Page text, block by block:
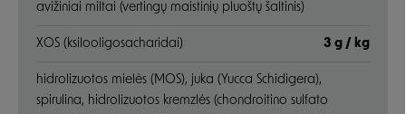
avižiniai miltai (vertingų maistinių pluoštų šaltinis)
XOS (ksilooligosacharidai) 3 g / kg
hidrolizuotos mielės (MOS), juka (Yucca Schidigera),
spirulina, hidrolizuotos kremzlės (chondroitino sulfato